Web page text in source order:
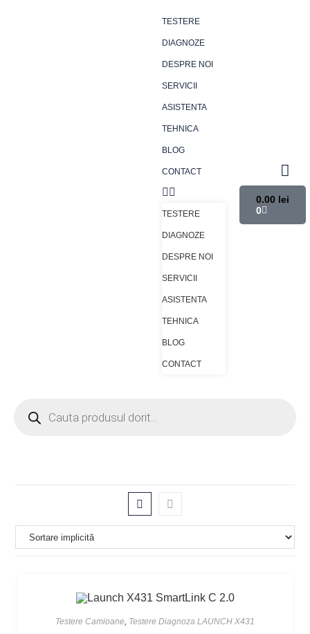
TESTERE
DIAGNOZE
DESPRE NOI
SERVICII
ASISTENTA
TEHNICA
BLOG
CONTACT
TESTERE
DIAGNOZE
DESPRE NOI
SERVICII
ASISTENTA
TEHNICA
BLOG
CONTACT
0.00 lei
0
Testere Camioane Testere Diagnoza LAUNCH X431